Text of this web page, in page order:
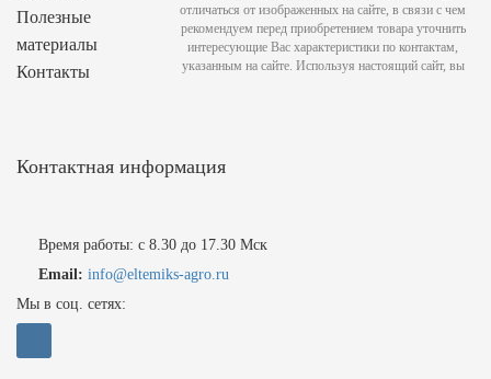
Полезные
материалы
Контакты
Контактная информация
Время работы: с 8.30 до 17.30 Мск
Email: info@eltemiks-agro.ru
Мы в соц. сетях:
отличаться от изображенных на сайте, в связи с чем
рекомендуем перед приобретением товара уточнить
интересующие Вас характеристики по контактам,
указанным на сайте. Используя настоящий сайт, вы